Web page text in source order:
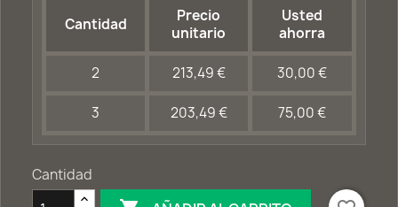
Cantidad
Precio
unitario
Usted
ahorra
2 213,49 € 30,00 €
3 203,49 € 75,00 €
Cantidad